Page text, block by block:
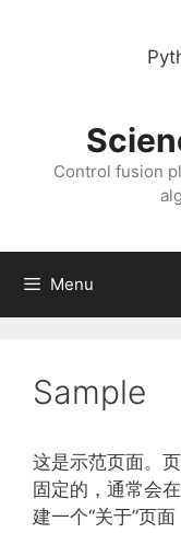
Control fusion
Menu
Sample
这是示范页面。
固定的，通常会
建一个“关于”页